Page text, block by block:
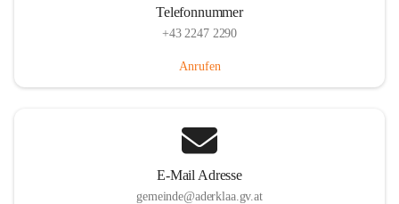
Telefonnummer
+43 2247 2290
Anrufen
E-Mail Adresse
gemeinde@aderklaa.gv.at